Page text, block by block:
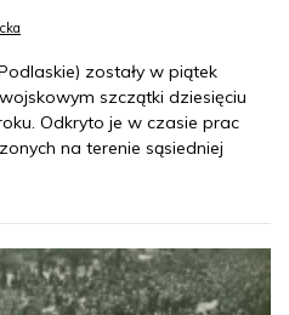
zostały w piątek
szczątki dziesięciu
Odkryto je w czasie prac
na terenie sąsiedniej